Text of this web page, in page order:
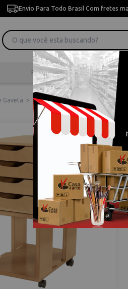
Envio Para Todo Brasil Com fretes
Pincéis Desenho
Gaveta > Módulo Easy Box 04 Gavetas